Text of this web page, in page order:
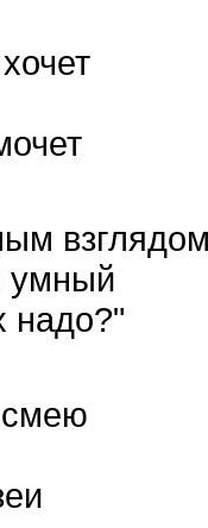
умный
надо?"
смею